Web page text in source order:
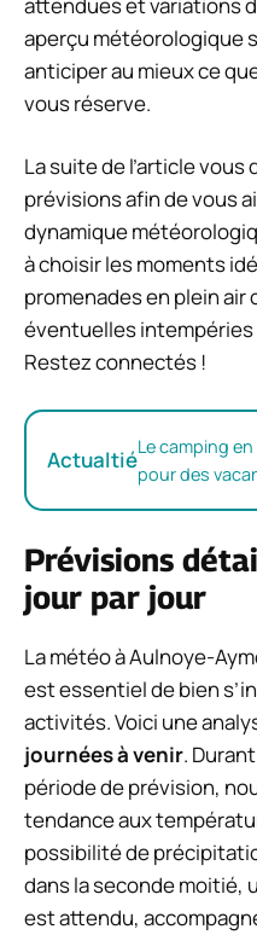
aperçu météorologique
anticiper au mieux ce
vous réserve.
La suite de l’article
prévisions afin de vous
dynamique
à choisir les moments
promenades en plein air
éventuelles
Restez connectés !
ActualtiéLe camping
pour des
Prévisions
jour par jour
La météo à Aulnoye-
est essentiel de bien
activités. Voici une
journées à venir.
période de prévision,
tendance aux
possibilité de
dans la seconde moitié,
est attendu,